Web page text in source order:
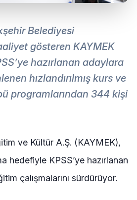
Belediyesi
gösteren KAYMEK
hazırlanan adaylara
hızlandırılmış kurs ve
programlarından 344 kişi
ve Kültür A.Ş. (KAYMEK),
hedefiyle KPSS’ye hazırlanan
çalışmalarını sürdürüyor.